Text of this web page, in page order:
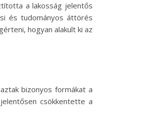
a lakosság jelentős
és tudományos áttörés
hogyan alakult ki az
bizonyos formákat a
csökkentette a